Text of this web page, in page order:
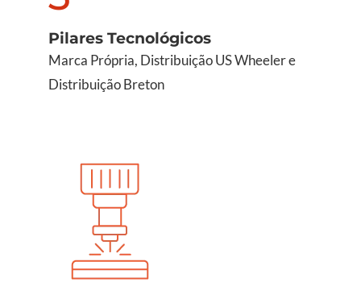
Pilares Tecnológicos
Marca Própria, Distribuição US Wheeler e
Distribuição Breton